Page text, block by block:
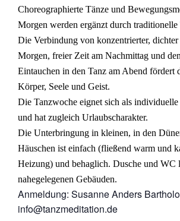
Choreographierte Tänze und
Morgen werden ergänzt durch traditionelle
Die Verbindung von konzentrierter, dichter
Morgen, freier Zeit am Nachmittag und
Eintauchen in den Tanz am Abend fördert
Körper, Seele und Geist.
Die Tanzwoche eignet sich als
und hat zugleich Urlaubscharakter.
Die Unterbringung in kleinen, in den
Häuschen ist einfach (fließend warm und
Heizung) und behaglich. Dusche und WC
nahegelegenen Gebäuden.
Anmeldung: Susanne Anders
info@tanzmeditation.de